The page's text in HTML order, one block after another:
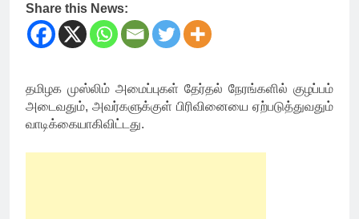
Share this News:
தமிழக முஸ்லிம் அமைப்புகள் தேர்தல் நேரங்களில் குழப்பம்
அடைவதும், அவர்களுக்குள் பிரிவினையை ஏற்படுத்துவதும்
வாடிக்கையாகிவிட்டது.